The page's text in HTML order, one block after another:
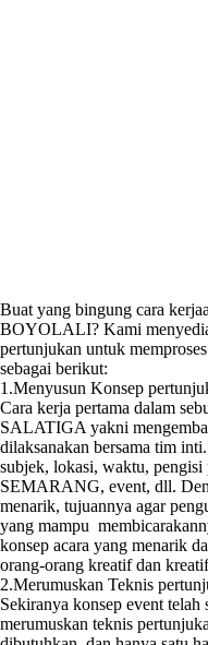
Buat yang bingung cara
BOYOLALI? Kami
pertunjukan untuk
sebagai berikut:
1.Menyusun Konsep
Cara kerja pertama dalam
SALATIGA yakni
dilaksanakan bersama tim
subjek, lokasi, waktu,
SEMARANG, event, dll.
menarik, tujuannya agar
yang mampu
konsep acara yang menarik
orang-orang kreatif dan
2.Merumuskan Teknis
Sekiranya konsep event telah
merumuskan teknis